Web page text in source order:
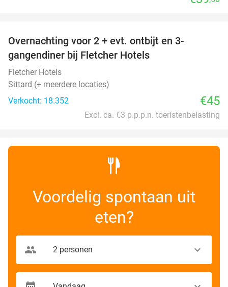
Overnachting voor 2 + evt. ontbijt en 3-
gangendiner bij Fletcher Hotels
Fletcher Hotels
Sittard (+ meerdere locaties)
Verkocht: 18.352
€45
Excl. ca. €3 p.p.p.n. toeristenbelasting
Voordelig spontaan uit
eten?